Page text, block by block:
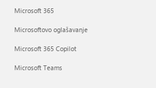
Microsoft 365
Microsoftovo oglašavanje
Microsoft 365 Copilot
Microsoft Teams